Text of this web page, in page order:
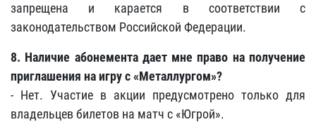
запрещена и карается в соответствии с
законодательством Российской Федерации.
8. Наличие абонемента дает мне право на получение
приглашения на игру с «Металлургом»?
- Нет. Участие в акции предусмотрено только для
владельцев билетов на матч с «Югрой».